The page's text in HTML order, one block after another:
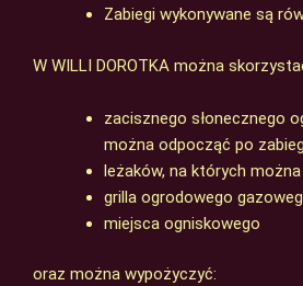
Zabiegi wykonywane są
W WILLI DOROTKA można
zacisznego słonecznego
można odpocząć po
leżaków, na których
grilla ogrodowego
miejsca ogniskowego
oraz można wypożyczyć: